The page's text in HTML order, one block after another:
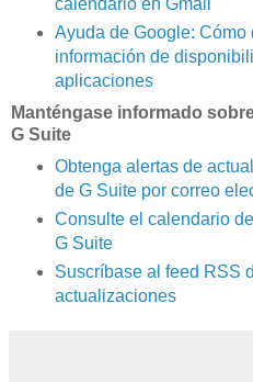
calendario en Gmail
Ayuda de Google: Cómo
información de
aplicaciones
Manténgase informado
G Suite
Obtenga alertas de
de G Suite por correo
Consulte el calendario
G Suite
Suscríbase al feed RSS
actualizaciones